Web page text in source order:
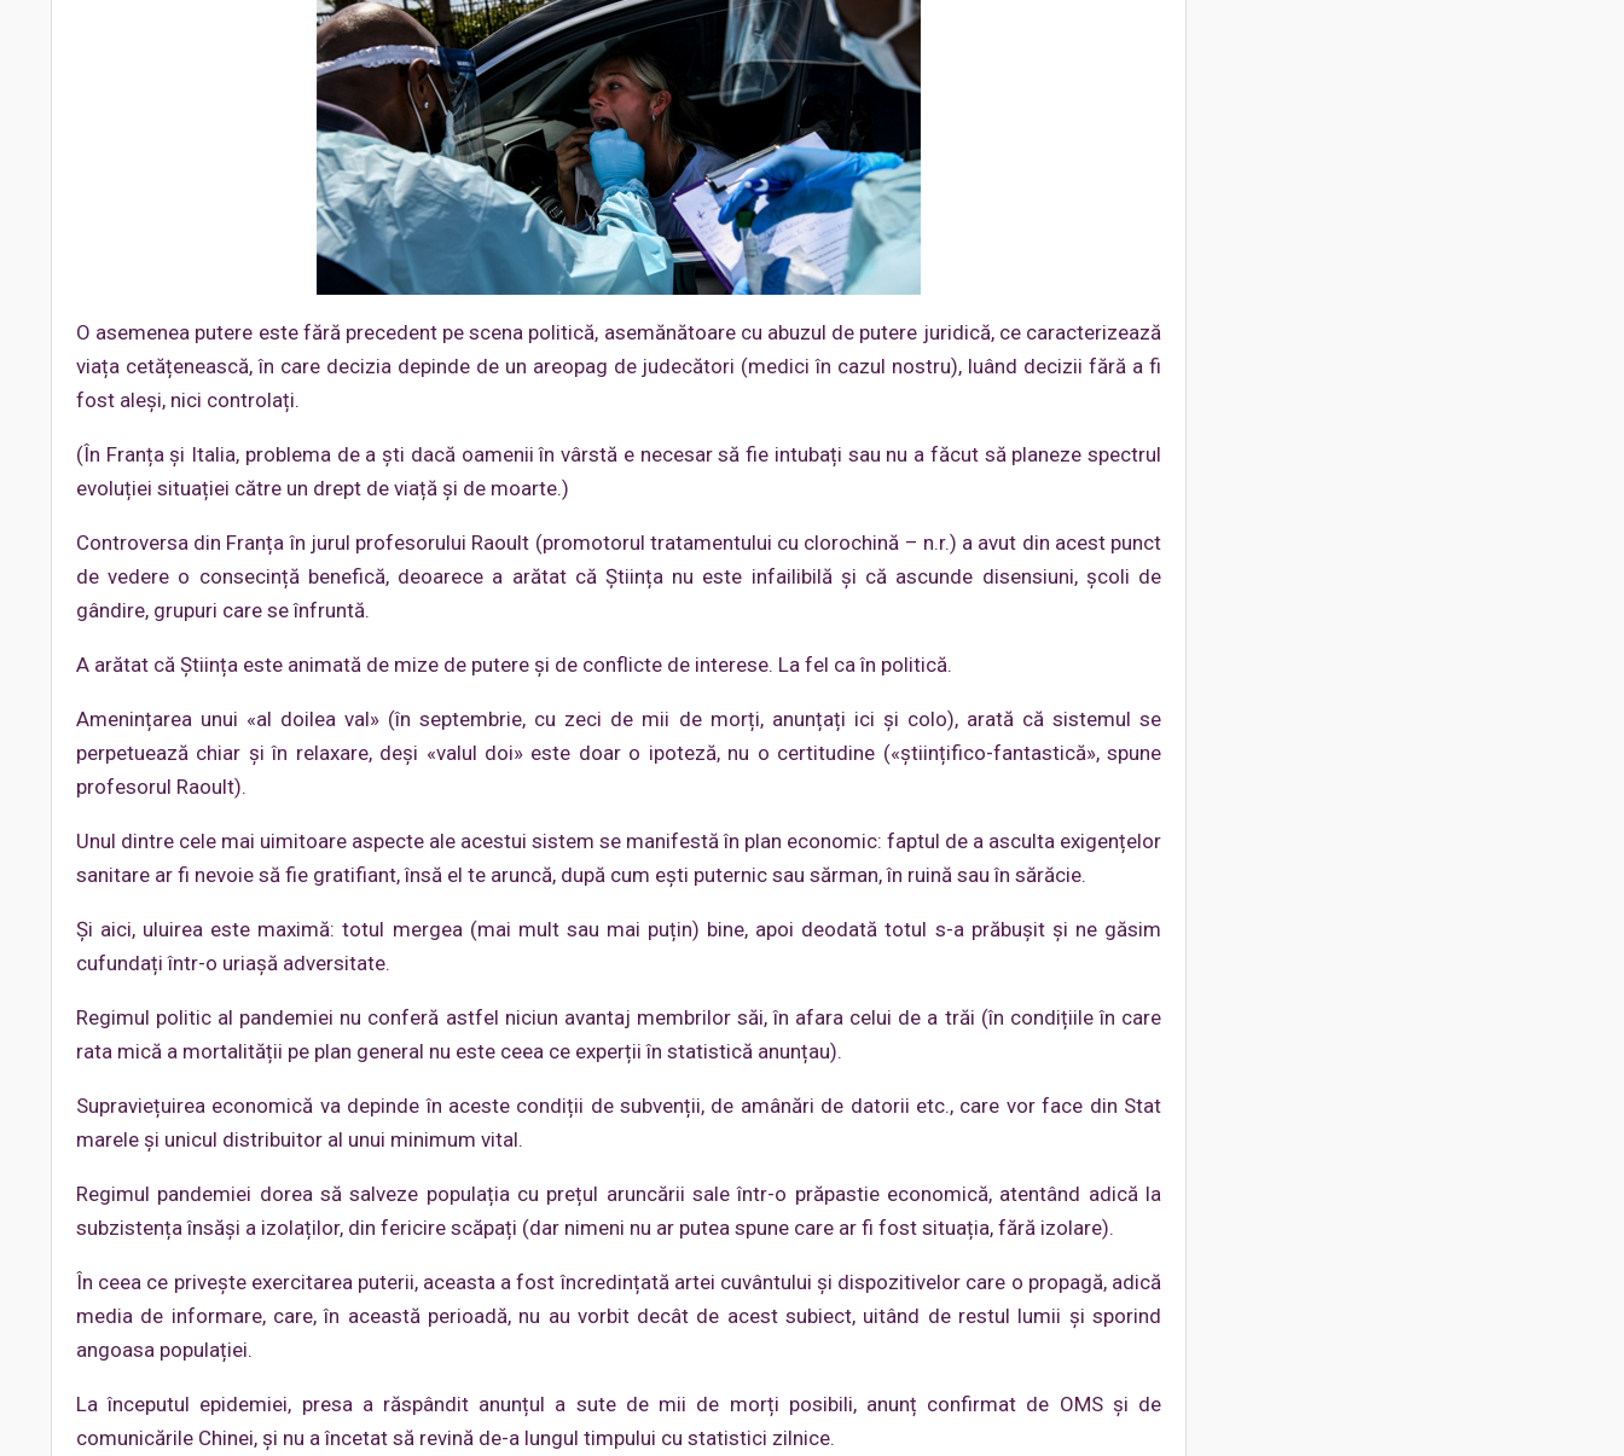
O asemenea putere este fără precedent pe scena politică, asemănătoare cu abuzul de putere juridică, ce caracterizează
viața cetățenească, în care decizia depinde de un areopag de judecători (medici în cazul nostru), luând decizii fără a fi
fost aleși, nici controlați.
(În Franța și Italia, problema de a ști dacă oamenii în vârstă e necesar să fie intubați sau nu a făcut să planeze spectrul
evoluției situației către un drept de viață și de moarte.)
Controversa din Franța în jurul profesorului Raoult (promotorul tratamentului cu clorochină – n.r.) a avut din acest punct
de vedere o consecință benefică, deoarece a arătat că Știința nu este infailibilă și că ascunde disensiuni, școli de
gândire, grupuri care se înfruntă.
A arătat că Știința este animată de mize de putere și de conflicte de interese. La fel ca în politică.
Amenințarea unui «al doilea val» (în septembrie, cu zeci de mii de morți, anunțați ici și colo), arată că sistemul se
perpetuează chiar și în relaxare, deși «valul doi» este doar o ipoteză, nu o certitudine («științifico-fantastică», spune
profesorul Raoult).
Unul dintre cele mai uimitoare aspecte ale acestui sistem se manifestă în plan economic: faptul de a asculta exigențelor
sanitare ar fi nevoie să fie gratifiant, însă el te aruncă, după cum ești puternic sau sărman, în ruină sau în sărăcie.
Și aici, uluirea este maximă: totul mergea (mai mult sau mai puțin) bine, apoi deodată totul s-a prăbușit și ne găsim
cufundați într-o uriașă adversitate.
Regimul politic al pandemiei nu conferă astfel niciun avantaj membrilor săi, în afara celui de a trăi (în condițiile în care
rata mică a mortalității pe plan general nu este ceea ce experții în statistică anunțau).
Supraviețuirea economică va depinde în aceste condiții de subvenții, de amânări de datorii etc., care vor face din Stat
marele și unicul distribuitor al unui minimum vital.
Regimul pandemiei dorea să salveze populația cu prețul aruncării sale într-o prăpastie economică, atentând adică la
subzistența însăși a izolaților, din fericire scăpați (dar nimeni nu ar putea spune care ar fi fost situația, fără izolare).
În ceea ce privește exercitarea puterii, aceasta a fost încredințată artei cuvântului și dispozitivelor care o propagă, adică
media de informare, care, în această perioadă, nu au vorbit decât de acest subiect, uitând de restul lumii și sporind
angoasa populației.
La începutul epidemiei, presa a răspândit anunțul a sute de mii de morți posibili, anunț confirmat de OMS și de
comunicările Chinei, și nu a încetat să revină de-a lungul timpului cu statistici zilnice.